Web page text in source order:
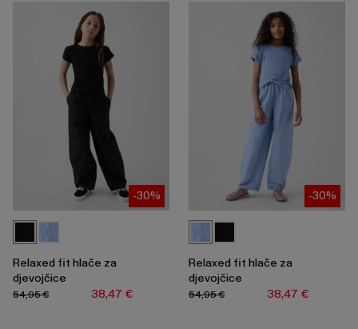
-30%
Relaxed fit hlače za
djevojčice
38,47 €
54,95 €
-30%
Relaxed fit hlače za
djevojčice
38,47 €
54,95 €